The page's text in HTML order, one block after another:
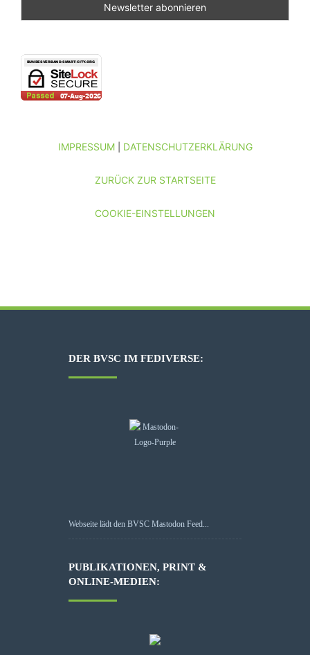
IMPRESSUM| DATENSCHUTZERKLÄRUNG
ZURÜCK ZUR STARTSEITE
COOKIE-EINSTELLUNGEN
DER BVSC IM FEDIVERSE:
Webseite lädt den BVSC Mastodon Feed...
PUBLIKATIONEN, PRINT &
ONLINE-MEDIEN: